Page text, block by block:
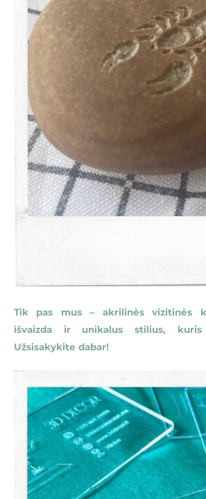
Tik pas mus – akrilinės vizitinės
išvaizda ir unikalus stilius, kuris
Užsisakykite dabar!